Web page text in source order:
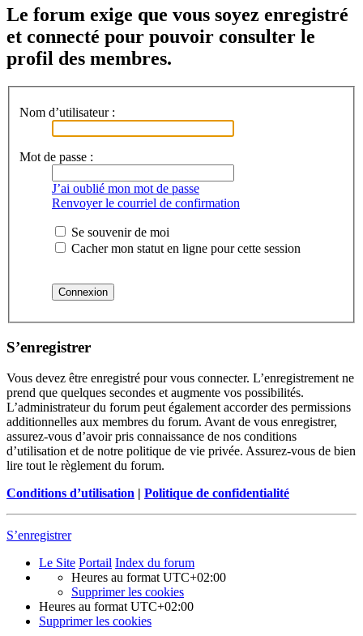
Le forum exige que vous soyez enregistré
et connecté pour pouvoir consulter le
profil des membres.
Nom d’utilisateur :
Mot de passe :
J’ai oublié mon mot de passe
Renvoyer le courriel de confirmation
Se souvenir de moi
Cacher mon statut en ligne pour cette session
S’enregistrer
Vous devez être enregistré pour vous connecter. L’enregistrement ne
prend que quelques secondes et augmente vos possibilités.
L’administrateur du forum peut également accorder des permissions
additionnelles aux membres du forum. Avant de vous enregistrer,
assurez-vous d’avoir pris connaissance de nos conditions
d’utilisation et de notre politique de vie privée. Assurez-vous de bien
lire tout le règlement du forum.
Conditions d’utilisation | Politique de confidentialité
S’enregistrer
Le Site Portail Index du forum
Heures au format UTC+02:00
Supprimer les cookies
Heures au format UTC+02:00
Supprimer les cookies